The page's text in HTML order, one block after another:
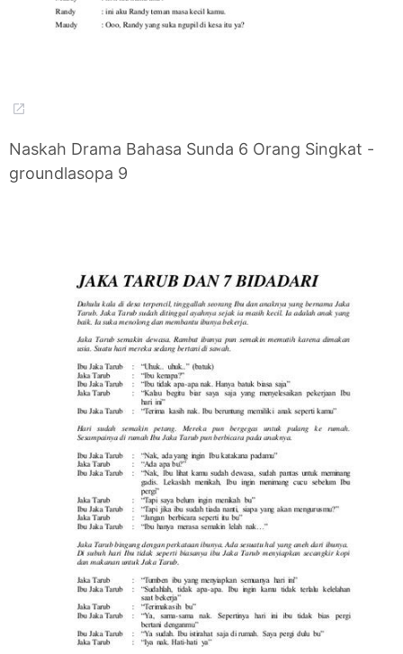
Naskah Drama Bahasa Sunda 6 Orang Singkat -
groundlasopa 9